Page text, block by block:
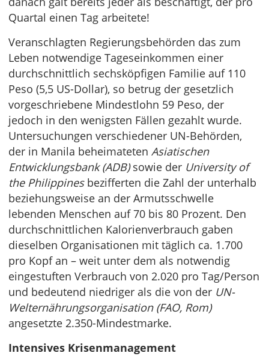
Quartal einen Tag arbeitete!
Veranschlagten Regierungsbehörden das zum
Leben notwendige Tageseinkommen einer
durchschnittlich sechsköpfigen Familie auf 110
Peso (5,5 US-Dollar), so betrug der gesetzlich
vorgeschriebene Mindestlohn 59 Peso, der
jedoch in den wenigsten Fällen gezahlt wurde.
Untersuchungen verschiedener UN-Behörden,
der in Manila beheimateten Asiatischen
Entwicklungsbank (ADB)sowie der University of
the Philippinesbezifferten die Zahl der unterhalb
beziehungsweise an der Armutsschwelle
lebenden Menschen auf 70 bis 80 Prozent. Den
durchschnittlichen Kalorienverbrauch gaben
dieselben Organisationen mit täglich ca. 1.700
pro Kopf an – weit unter dem als notwendig
eingestuften Verbrauch von 2.020 pro Tag/Person
und bedeutend niedriger als die von der UN-
Welternährungsorganisation (FAO, Rom)
angesetzte 2.350-Mindestmarke.
Intensives Krisenmanagement